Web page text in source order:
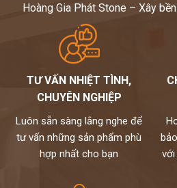
Hoàng Gia Phát Stone – Xây
TƯ VẤN NHIỆT TÌNH,
CHUYÊN NGHIỆP
Luôn sẵn sàng lắng nghe để
tư vấn những sản phẩm phù
hợp nhất cho bạn